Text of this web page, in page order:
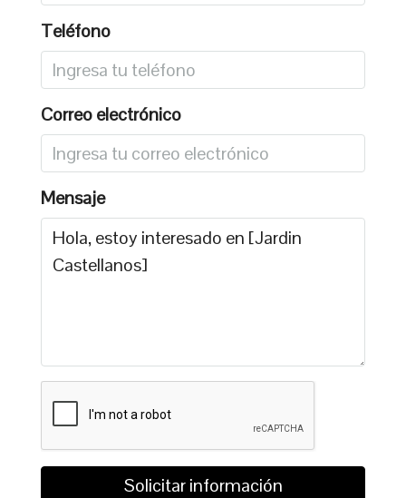
Teléfono
Correo electrónico
Mensaje
Solicitar información